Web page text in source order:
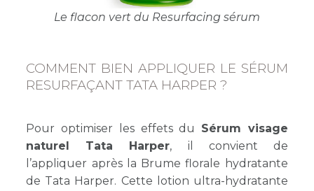
Le flacon vert du Resurfacing sérum
COMMENT BIEN APPLIQUER LE SÉRUM
RESURFAÇANT TATA HARPER ?
Pour optimiser les effets du Sérum visage
naturel Tata Harper, il convient de
l’appliquer après la Brume florale hydratante
de Tata Harper. Cette lotion ultra-hydratante